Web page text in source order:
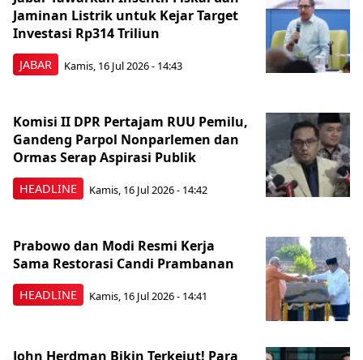
JABAR
Jaminan Listrik untuk Kejar Target
Investasi Rp314 Triliun
Kamis, 16 Jul 2026 - 14:43
HEADLINE
Komisi II DPR Pertajam RUU Pemilu,
Gandeng Parpol Nonparlemen dan
Ormas Serap Aspirasi Publik
Kamis, 16 Jul 2026 - 14:42
HEADLINE
Prabowo dan Modi Resmi Kerja
Sama Restorasi Candi Prambanan
Kamis, 16 Jul 2026 - 14:41
John Herdman Bikin Terkejut! Para